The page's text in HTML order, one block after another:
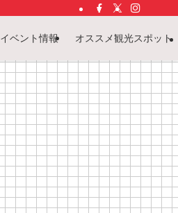
イベント情報 オススメ観光スポット